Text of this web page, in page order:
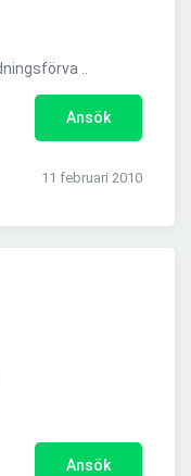
..
Ansök
11 februari 2010
Ansök